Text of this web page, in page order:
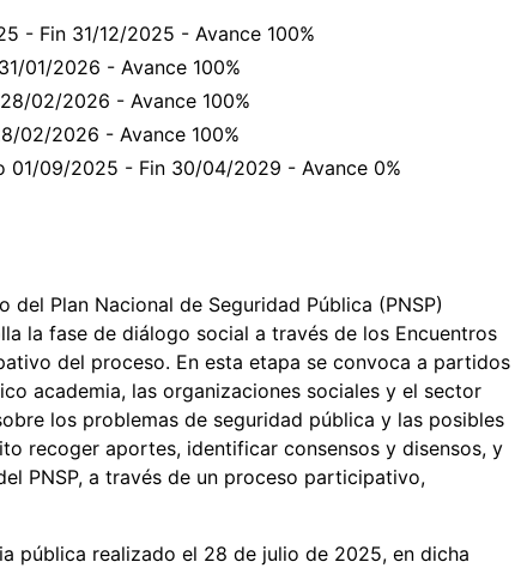
- Fin 31/12/2025 - Avance 100%
01/2026 - Avance 100%
02/2026 - Avance 100%
02/2026 - Avance 100%
01/09/2025 - Fin 30/04/2029 - Avance 0%
Plan Nacional de Seguridad Pública (PNSP)
la fase de diálogo social a través de los Encuentros
del proceso. En esta etapa se convoca a partidos
academia, las organizaciones sociales y el sector
los problemas de seguridad pública y las posibles
recoger aportes, identificar consensos y disensos, y
PNSP, a través de un proceso participativo,
pública realizado el 28 de julio de 2025, en dicha